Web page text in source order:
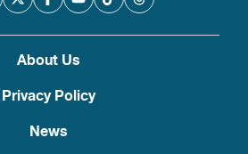
About Us
Privacy Policy
News